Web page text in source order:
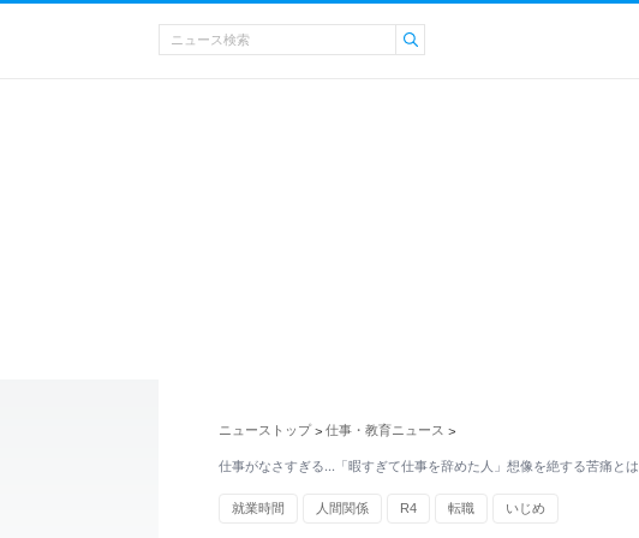
ニューストップ > 仕事・教育ニュース >
仕事がなさすぎる…「暇すぎて仕事を辞めた人」想像を絶する苦痛とは
就業時間 人間関係 R4 転職 いじめ